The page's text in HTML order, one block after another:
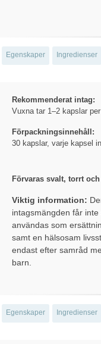
Egenskaper Ingredienser
Rekommenderat intag:
Vuxna tar 1–2 kapslar
Förpackningsinnehåll:
30 kapslar, varje kapsel
Förvaras svalt, torrt
Viktig information:
intagsmängden får
användas som
samt en hälsosam
endast efter samråd
barn.
Egenskaper Ingredienser